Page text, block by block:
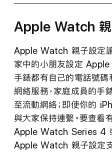
Apple Watch 親
Apple Watch 親子設定
家中的小朋友設定
手錶都有自己的電話號碼
網絡服務，家庭成員的手
至流動網絡；即使你的
與大家保持連繫。要查看
Apple Watch Series 4
Apple Watch 親子設定